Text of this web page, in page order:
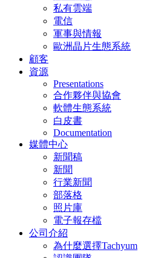
私有雲端
電信
軍事與情報
歐洲晶片生態系統
顧客
資源
Presentations
合作夥伴與協會
軟體生態系統
白皮書
Documentation
媒體中心
新聞稿
新聞
行業新聞
部落格
照片庫
電子報存檔
公司介紹
為什麼選擇Tachyum